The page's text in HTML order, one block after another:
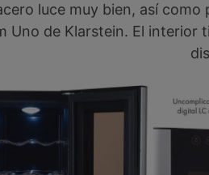
luce muy bien, así
Uno de Klarstein. El interior